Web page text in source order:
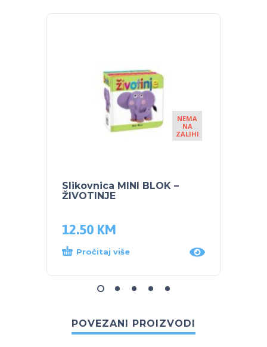
NEMA
NA
ZALIHI
Slikovnica MINI BLOK –
ŽIVOTINJE
12.50 KM
Pročitaj više
POVEZANI PROIZVODI